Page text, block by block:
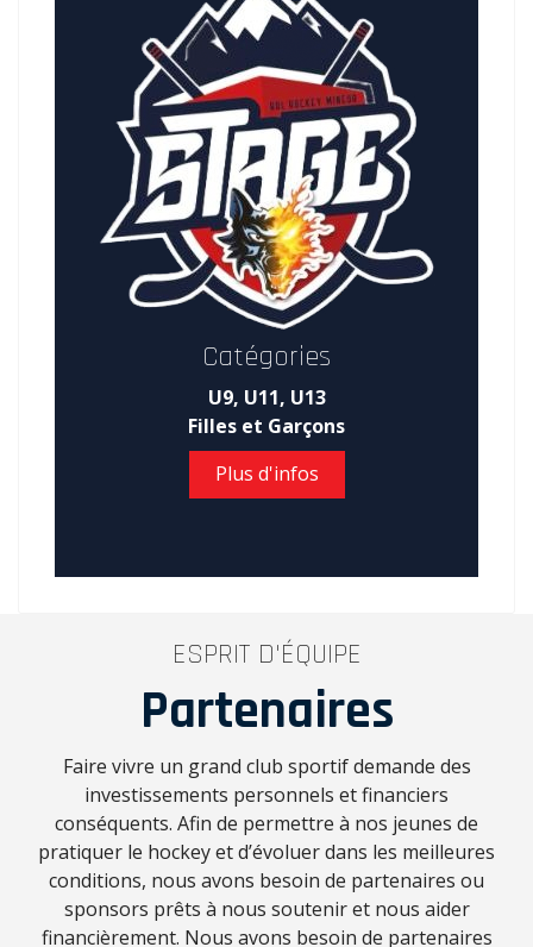
Catégories
U9, U11, U13
Filles et Garçons
Plus d'infos
ESPRIT D'ÉQUIPE
Partenaires
Faire vivre un grand club sportif demande des
investissements personnels et financiers
conséquents. Afin de permettre à nos jeunes de
pratiquer le hockey et d’évoluer dans les meilleures
conditions, nous avons besoin de partenaires ou
sponsors prêts à nous soutenir et nous aider
financièrement. Nous avons besoin de partenaires